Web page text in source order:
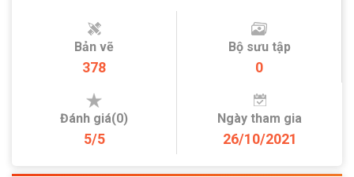
Bản vẽ
378
Bộ sưu tập
0
Đánh giá(0)
5/5
Ngày tham gia
26/10/2021